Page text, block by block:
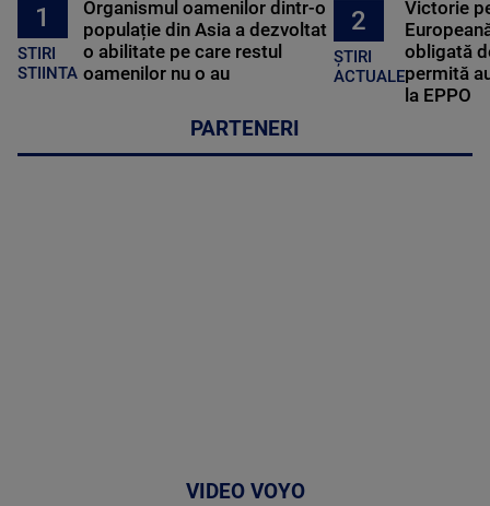
1
STIRI
STIINTA
Organismul oamenilor dintr-o
populație din Asia a dezvoltat
o abilitate pe care restul
oamenilor nu o au
2
ȘTIRI
ACTUALE
Victorie
obligată
permită
la EPPO
PARTENERI
VIDEO VOYO